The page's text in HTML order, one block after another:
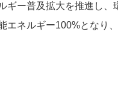
ギー普及拡大を推進し、
エネルギー100%となり